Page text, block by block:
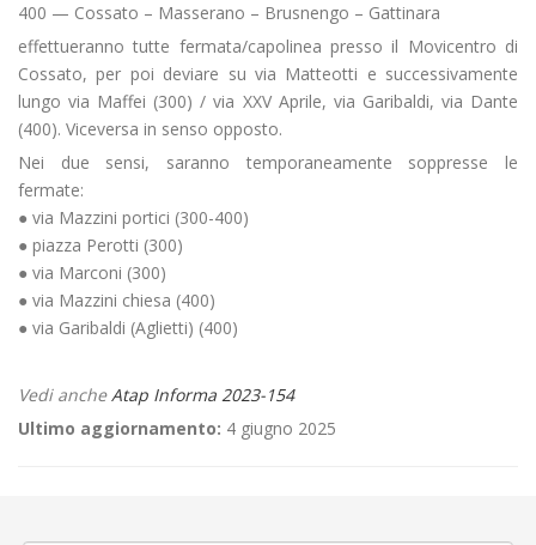
400 — Cossato – Masserano – Brusnengo – Gattinara
effettueranno tutte fermata/capolinea presso il Movicentro di
Cossato, per poi deviare su via Matteotti e successivamente
lungo via Maffei (300) / via XXV Aprile, via Garibaldi, via Dante
(400). Viceversa in senso opposto.
Nei due sensi, saranno temporaneamente soppresse le
fermate:
● via Mazzini portici (300-400)
● piazza Perotti (300)
● via Marconi (300)
● via Mazzini chiesa (400)
● via Garibaldi (Aglietti) (400)
Vedi ancheAtap Informa 2023-154
Ultimo aggiornamento: 4 giugno 2025